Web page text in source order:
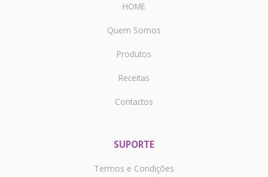
HOME
Quem Somos
Produtos
Receitas
Contactos
SUPORTE
Termos e Condições